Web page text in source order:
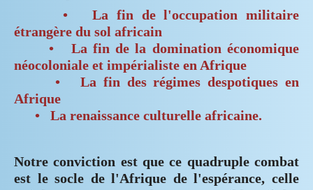
• La fin de l'occupation militaire
étrangère du sol africain
• La fin de la domination économique
néocoloniale et impérialiste en Afrique
• La fin des régimes despotiques en
Afrique
• La renaissance culturelle africaine.
Notre conviction est que ce quadruple combat
est le socle de l'Afrique de l'espérance, celle